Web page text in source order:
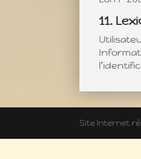
11.
Site Internet